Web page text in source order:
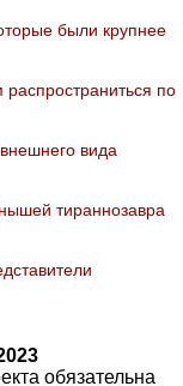
были крупнее
по
вида
тираннозавра
обязательна